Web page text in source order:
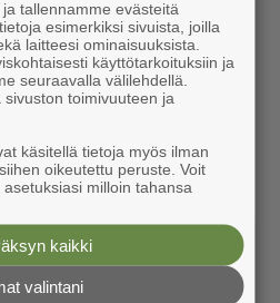
tallennamme evästeitä
esimerkiksi sivuista, joilla
laitteesi ominaisuuksista.
käyttötarkoituksiin ja
seuraavalla välilehdellä.
toimivuuteen ja
käsitellä tietoja myös ilman
oikeutettu peruste. Voit
milloin tahansa
kaikki
valintani